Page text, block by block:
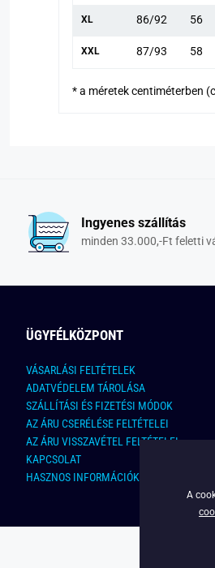
XL 86/92 56
XXL 87/93 58
* a méretek centiméterben
Ingyenes szállítás
minden 33.000,-Ft feletti
ÜGYFÉLKÖZPONT
VÁSARLÁSI FELTÉTELEK
ADATVÉDELEM TÁROLÁSA
SZÁLLÍTÁSI ÉS FIZETÉSI MÓDOK
AZ ÁRU CSERÉLÉSE FELTÉTELEI
AZ ÁRU VISSZAVÉTEL FELTÉTELEI
KAPCSOLAT
HASZNOS INFORMÁCIÓK
A